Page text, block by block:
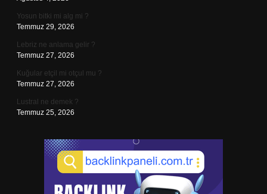
Yosun bitki mi alg mi ?
Temmuz 29, 2026
Lebriz ne anlama gelir ?
Temmuz 27, 2026
Kuğular etçil mi otçul mu ?
Temmuz 27, 2026
Lustral ne demek ?
Temmuz 25, 2026